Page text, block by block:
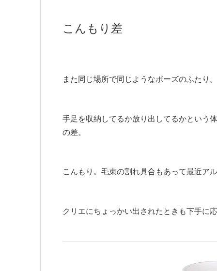
こんもり差
また同じ場所で同じようなポーズのふたり
手足を収納してるか放り出してるかという
の差。
こんもり。毛束の割れ具合もあって最近ア
クリエにちょっかい出されたときも下手に